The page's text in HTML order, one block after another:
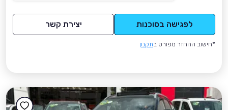
לפגישה בסוכנות יצירת קשר
*חישוב ההחזר מפורט בתקנון